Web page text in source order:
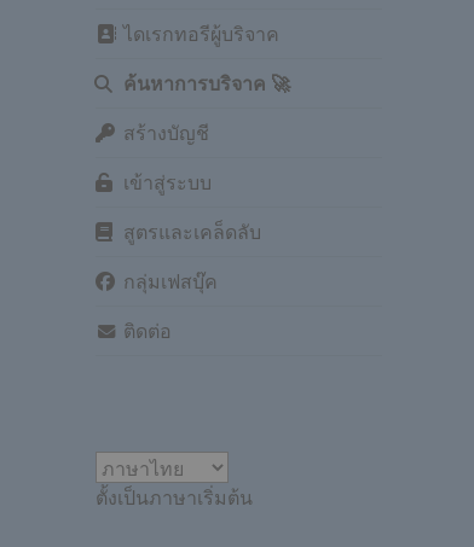
ไดเรกทอรีผู้บริจาค
ค้นหาการบริจาค 🚀
สร้างบัญชี
เข้าสู่ระบบ
สูตรและเคล็ดลับ
กลุ่มเฟสบุ๊ค
ติดต่อ
ตั้งเป็นภาษาเริ่มต้น